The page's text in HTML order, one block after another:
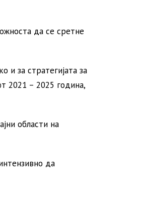
да се сретне
и за стратегијата за
2021 – 2025 година,
области на
да